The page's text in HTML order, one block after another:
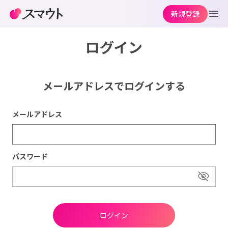
ログイン
メールアドレスでログインする
メールアドレス
パスワード
新規登録